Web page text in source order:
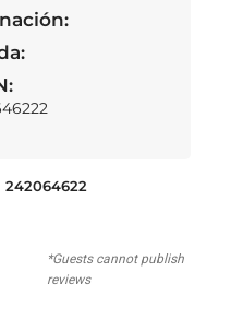
242064622
*Guests cannot publish
reviews